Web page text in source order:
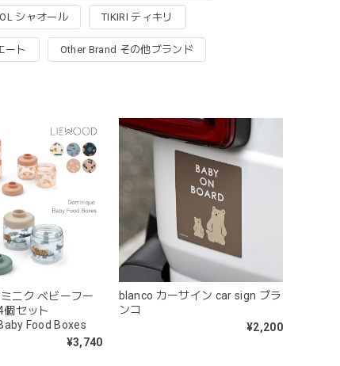
シャオール TIKIRI ティキリ
ート Other Brand その他ブランド
ニク ベビーフー
個セット
Food Boxes
¥3,740
blanco カーサイン car sign ブラ
ンコ
¥2,200